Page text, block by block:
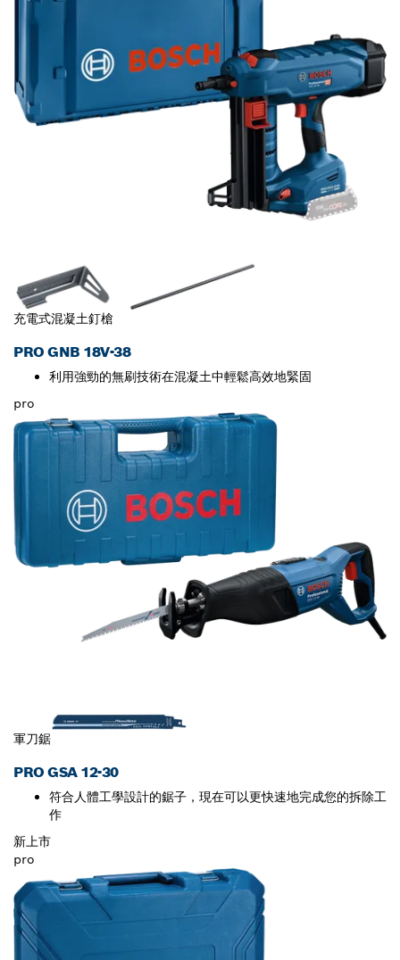
充電式混凝土釘槍
PRO GNB 18V-38
利用強勁的無刷技術在混凝土中輕鬆高效地緊固
pro
軍刀鋸
PRO GSA 12-30
符合人體工學設計的鋸子，現在可以更快速地完成您的拆除工
作
新上市
pro